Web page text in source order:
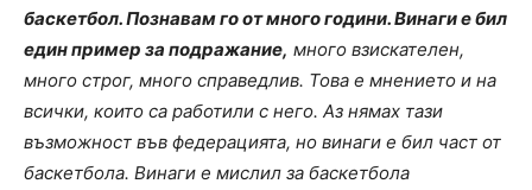
баскетбол. Познавам го от много години. Винаги е бил
един пример за подражание, много взискателен,
много строг, много справедлив. Това е мнението и на
всички, които са работили с него. Аз нямах тази
възможност във федерацията, но винаги е бил част от
баскетбола. Винаги е мислил за баскетбола